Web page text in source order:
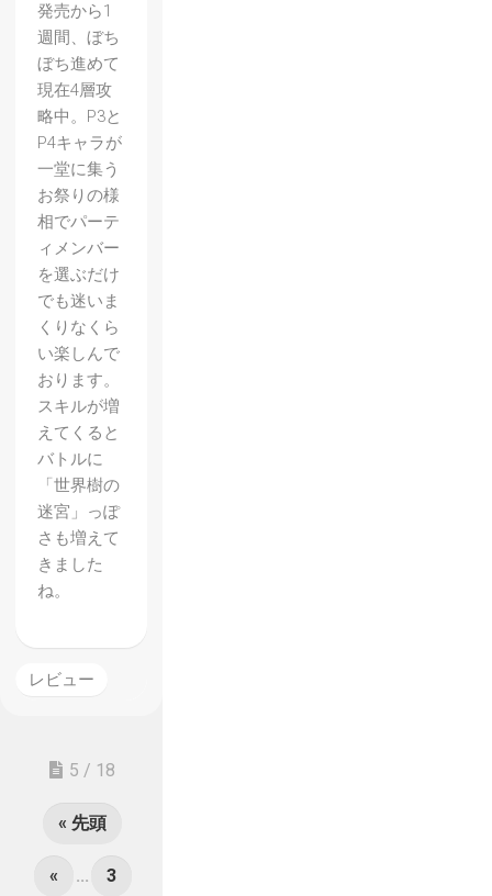
発売から1
週間、ぼち
ぼち進めて
現在4層攻
略中。P3と
P4キャラが
一堂に集う
お祭りの様
相でパーテ
ィメンバー
を選ぶだけ
でも迷いま
くりなくら
い楽しんで
おります。
スキルが増
えてくると
バトルに
「世界樹の
迷宮」っぽ
さも増えて
きました
ね。
レビュー
5 / 18
« 先頭
« ... 3